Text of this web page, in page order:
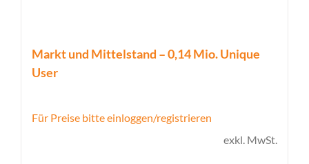
Markt und Mittelstand – 0,14 Mio. Unique
User
Für Preise bitte einloggen/registrieren
exkl. MwSt.